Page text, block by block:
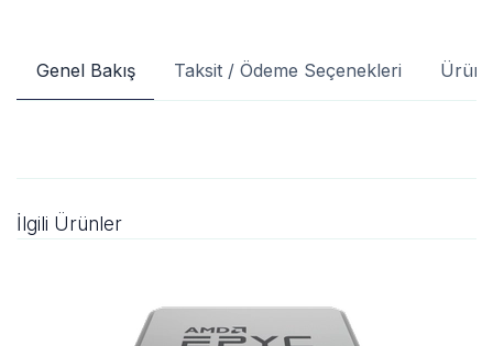
Genel Bakış Taksit / Ödeme Seçenekleri Ürün
İlgili Ürünler